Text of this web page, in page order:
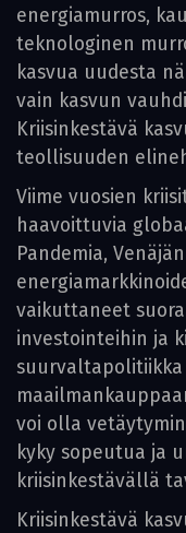
energiamurros,
teknologinen
kasvua uudesta
vain kasvun
Kriisinkestävä
teollisuuden
Viime vuosien
haavoittuvia
Pandemia,
vaikuttaneet
investointeihin ja
suurvaltapolitiikka
voi olla
kyky sopeutua ja
kriisinkestävällä
Kriisinkestävä